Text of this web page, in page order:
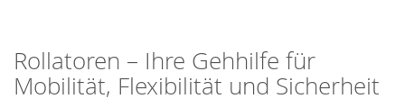
Rollatoren – Ihre Gehhilfe für
Mobilität, Flexibilität und Sicherheit